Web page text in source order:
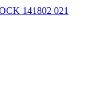
141802 021